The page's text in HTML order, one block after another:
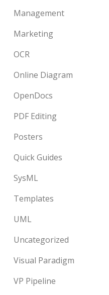
Management
Marketing
OCR
Online Diagram
OpenDocs
PDF Editing
Posters
Quick Guides
SysML
Templates
UML
Uncategorized
Visual Paradigm
VP Pipeline